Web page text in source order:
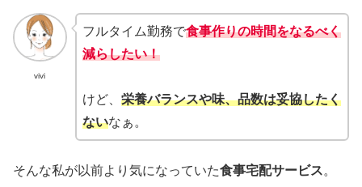
vivi
フルタイム勤務で食事作りの時間をなるべく
減らしたい！
けど、 栄養バランスや味、品数は妥協したく
ないなぁ。
そんな私が以前より気になっていた食事宅配サービス。